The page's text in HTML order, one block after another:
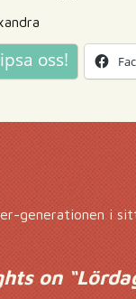
oss!
generationen i
on “